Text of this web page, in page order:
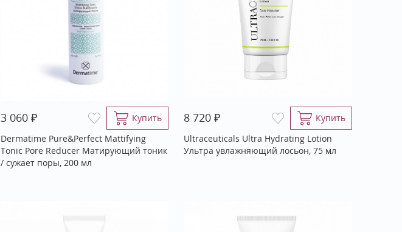
3 060 ₽
Купить
Dermatime Pure&Perfect Mattifying
Tonic Pore Reducer Матирующий тоник
/ сужает поры, 200 мл
8 720₽
Купить
Ultraceuticals Ultra Hydrating Lotion
Ультра увлажняющий лосьон, 75 мл